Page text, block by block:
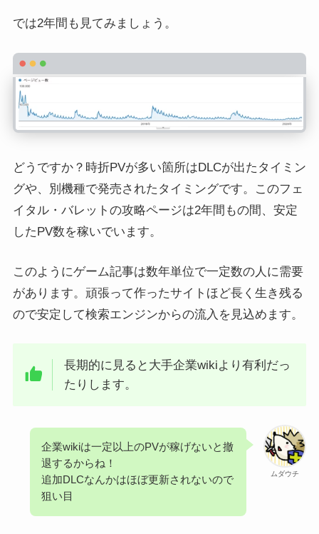
では2年間も見てみましょう。
どうですか？時折PVが多い箇所はDLCが出たタイミン
グや、別機種で発売されたタイミングです。このフェ
イタル・バレットの攻略ページは2年間もの間、安定
したPV数を稼いでいます。
このようにゲーム記事は数年単位で一定数の人に需要
があります。頑張って作ったサイトほど長く生き残る
ので安定して検索エンジンからの流入を見込めます。
長期的に見ると大手企業wikiより有利だっ
たりします。
ムダウチ
企業wikiは一定以上のPVが稼げないと撤
退するからね！
追加DLCなんかはほぼ更新されないので
狙い目